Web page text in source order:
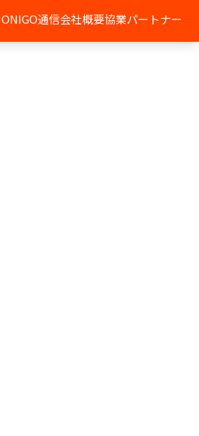
ONIGO通信会社概要協業パートナー